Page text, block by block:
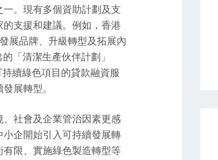
。現有多個資助計劃及支
支援和建議。例如，香港
展品牌、升級轉型及拓展內
「清潔生產伙伴計劃」
續綠色項目的貸款融資服
展轉型。
社會及企業管治因素更感
企開始引入可持續發展轉
限、實施綠色製造轉型等